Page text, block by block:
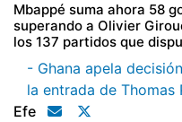
Mbappé suma ahora 58
superando a Olivier
los 137 partidos que
- Ghana apela
la entrada de Thomas
Efe